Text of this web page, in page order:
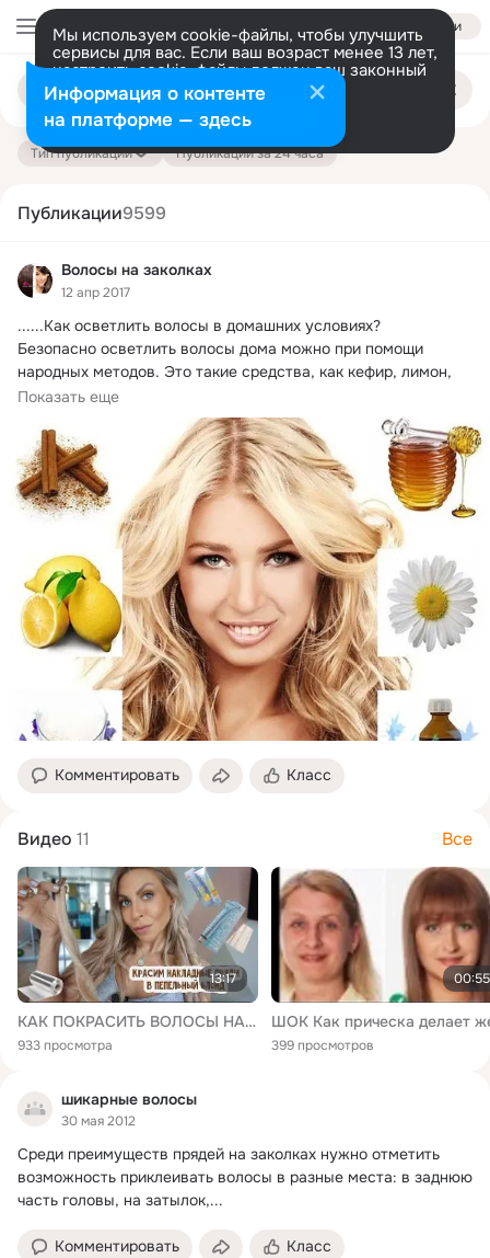
Войти
Мы используем cookie-файлы, чтобы улучшить
сервисы для вас. Если ваш возраст менее 13 лет,
настроить cookie-файлы должен ваш законный
представитель. Больше информации
Разрешить все Настроить
Поиск
публикациям
Тип публикации Публикации за 24 часа
Публикации9599
Волосы на заколках
12 апр 2017
......Как осветлить волосы в домашних условиях?
Безопасно осветлить волосы дома можно при помощи
народных методов. Это такие средства, как кефир, лимон,
отвары ромашки, мед, корица.
Показать еще
Комментировать Класс
Видео 11 Все
13:17
КАК ПОКРАСИТЬ ВОЛОСЫ НА ЗАКОЛКАХ? ВСЕ, ЧТО ВЫ ДОЛЖНЫ ЗНАТЬ О ТРЕССАХ
933 просмотра
00:55
399 просмотров
шикарные волосы
30 мая 2012
Среди преимуществ прядей на заколках нужно отметить
возможность приклеивать волосы в разные места: в заднюю
часть головы, на затылок,...
Комментировать Класс
Информация о контенте
на платформе — здесь